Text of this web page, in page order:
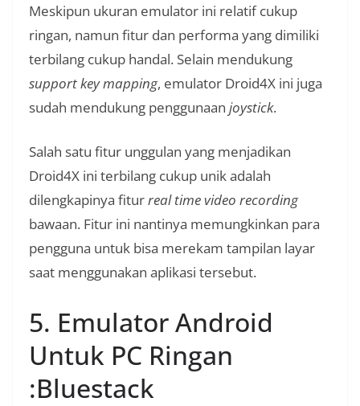
Meskipun ukuran emulator ini relatif cukup
ringan, namun fitur dan performa yang dimiliki
terbilang cukup handal. Selain mendukung
support key mapping, emulator Droid4X ini juga
sudah mendukung penggunaan joystick.
Salah satu fitur unggulan yang menjadikan
Droid4X ini terbilang cukup unik adalah
dilengkapinya fiturreal time video recording
bawaan. Fitur ini nantinya memungkinkan para
pengguna untuk bisa merekam tampilan layar
saat menggunakan aplikasi tersebut.
5. Emulator Android
Untuk PC Ringan
:Bluestack